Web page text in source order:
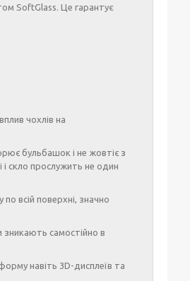
SoftGlass. Це гарантує
чохлів на
бульбашок і не жовтіє з
скло прослужить не один
всій поверхні, значно
самостійно в
навіть 3D-дисплеїв та